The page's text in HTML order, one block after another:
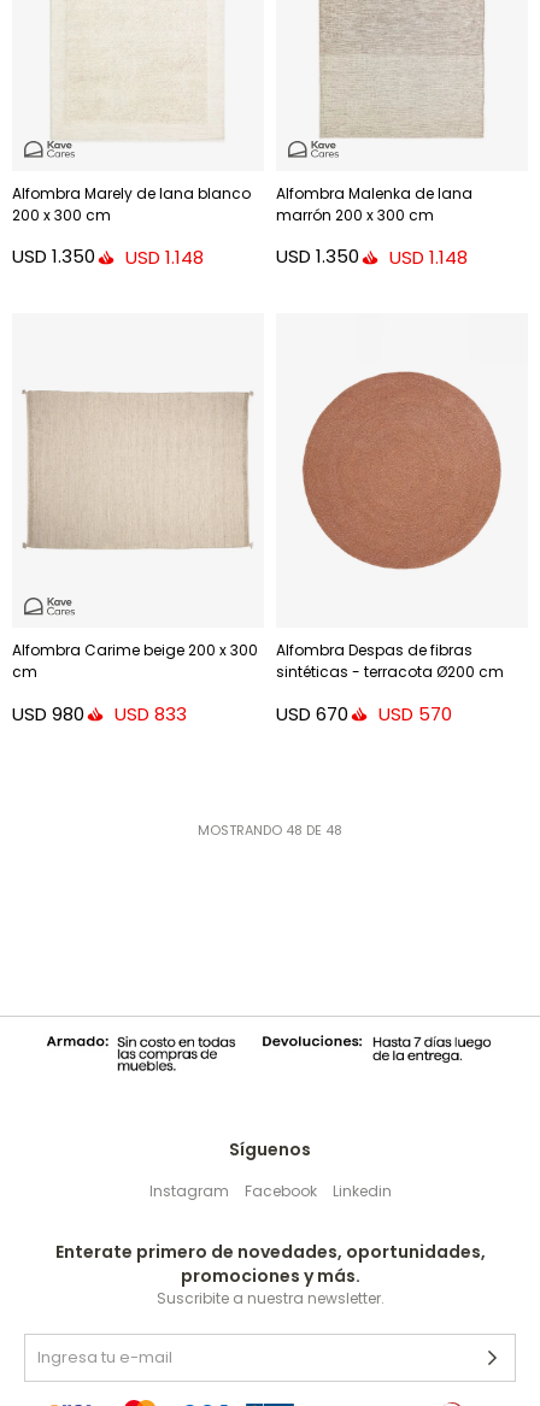
Alfombra Marely de lana blanco
200 x 300 cm
USD 1.350 USD 1.148
Alfombra Malenka de lana
marrón 200 x 300 cm
USD 1.350 USD 1.148
Alfombra Carime beige 200 x 300
cm
USD 980 USD 833
Alfombra Despas de fibras
sintéticas - terracota Ø200 cm
USD 670 USD 570
MOSTRANDO 48 DE 48
Síguenos
Instagram Facebook Linkedin
Enterate primero de novedades, oportunidades,
promociones y más.
Suscribite a nuestra newsletter.